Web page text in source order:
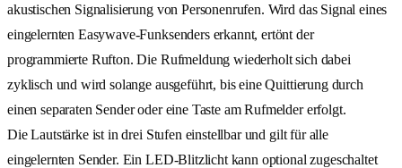
akustischen Signalisierung von Personenrufen. Wird das Signal eines
eingelernten Easywave-Funksenders erkannt, ertönt der
programmierte Rufton. Die Rufmeldung wiederholt sich dabei
zyklisch und wird solange ausgeführt, bis eine Quittierung durch
einen separaten Sender oder eine Taste am Rufmelder erfolgt.
Die Lautstärke ist in drei Stufen einstellbar und gilt für alle
eingelernten Sender. Ein LED-Blitzlicht kann optional zugeschaltet